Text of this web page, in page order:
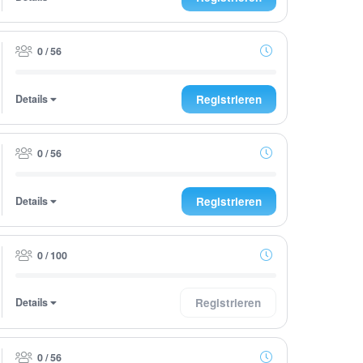
0 / 56
Details Registrieren
0 / 56
Details Registrieren
0 / 100
Details Registrieren
0 / 56